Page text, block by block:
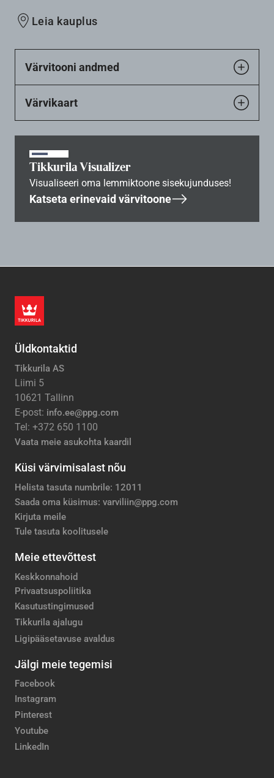
Leia kauplus
Värvitooni andmed
Värvikaart
Tikkurila Visualizer
Visualiseeri oma lemmiktoone sisekujunduses!
Katseta erinevaid värvitoone
Üldkontaktid
Tikkurila AS
Liimi 5
10621 Tallinn
E-post: info.ee@ppg.com
Tel: +372 650 1100
Vaata meie asukohta kaardil
Küsi värvimisalast nõu
Helista tasuta numbrile: 12011
Saada oma küsimus: varviliin@ppg.com
Kirjuta meile
Tule tasuta koolitusele
Meie ettevõttest
Keskkonnahoid
Privaatsuspoliitika
Kasutustingimused
Tikkurila ajalugu
Ligipääsetavuse avaldus
Jälgi meie tegemisi
Facebook
Instagram
Pinterest
Youtube
LinkedIn